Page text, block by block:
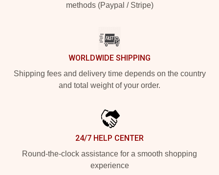
methods (Paypal / Stripe)
WORLDWIDE SHIPPING
Shipping fees and delivery time depends on the country
and total weight of your order.
24/7 HELP CENTER
Round-the-clock assistance for a smooth shopping
experience